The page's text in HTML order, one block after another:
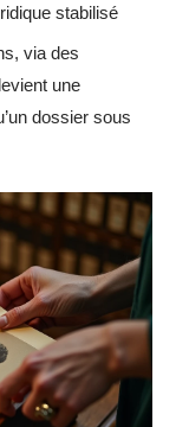
stabilisé
via des
une
dossier sous